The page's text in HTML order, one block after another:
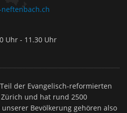
Uhr - 11.30 Uhr
der Evangelisch-reformierten
und hat rund 2500
Bevölkerung gehören also